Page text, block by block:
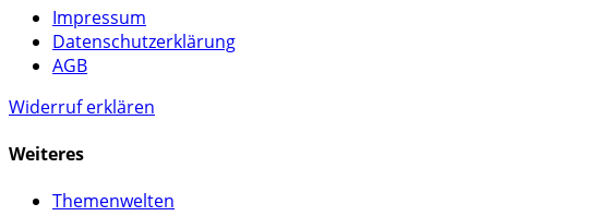
Impressum
Datenschutzerklärung
AGB
Widerruf erklären
Weiteres
Themenwelten